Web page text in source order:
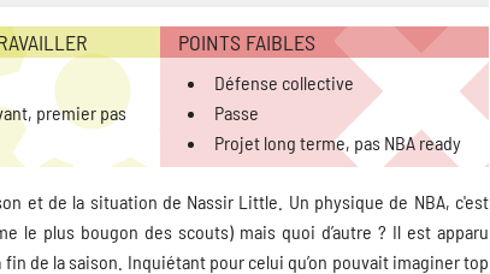
premier pas
POINTS FAIBLES
Défense collective
Passe
Projet long terme, pas NBA ready
et de la situation de Nassir Little. Un physique de NBA, c'est
le plus bougon des scouts) mais quoi d’autre ? Il est apparu
de la saison. Inquiétant pour celui qu’on pouvait imaginer top